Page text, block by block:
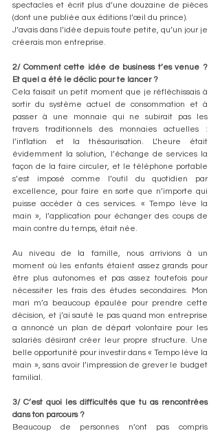
spectacles et écrit plus d’une douzaine de pièces
(dont une publiée aux éditions l’œil du prince).
J’avais dans l’idée depuis toute petite, qu’un jour je
créerais mon entreprise.
2/ Comment cette idée de business t’es venue ?
Et quel a été le déclic pour te lancer ?
Cela faisait un petit moment que je réfléchissais à
sortir du système actuel de consommation et à
passer à une monnaie qui ne subirait pas les
travers traditionnels des monnaies actuelles :
l’inflation et la thésaurisation. L’heure était
évidemment la solution, l’échange de services la
façon de la faire circuler, et le téléphone portable
s’est imposé comme l’outil du quotidien par
excellence, pour faire en sorte que n’importe qui
puisse accéder à ces services. « Tempo lève la
main », l’application pour échanger des coups de
main contre du temps, était née.
Au niveau de la famille, nous arrivions à un
moment où les enfants étaient assez grands pour
être plus autonomes et pas assez toutefois pour
nécessiter les frais des études secondaires. Mon
mari m’a beaucoup épaulée pour prendre cette
décision, et j’ai sauté le pas quand mon entreprise
a annoncé un plan de départ volontaire pour les
salariés désirant créer leur propre structure. Une
belle opportunité pour investir dans « Tempo lève la
main », sans avoir l’impression de grever le budget
familial.
3/ C’est quoi les difficultés que tu as rencontrées
dans ton parcours ?
Beaucoup de personnes n’ont pas compris